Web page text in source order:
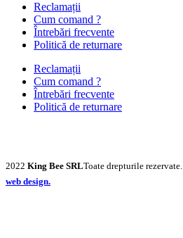
Reclamații
Cum comand ?
Întrebări frecvente
Politică de returnare
Reclamații
Cum comand ?
Întrebări frecvente
Politică de returnare
2022 King Bee SRLToate drepturile rezervate.
web design.